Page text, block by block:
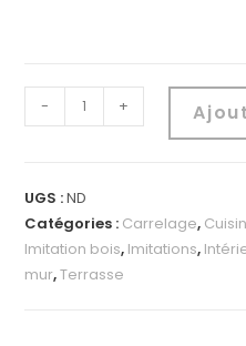
- +
UGS :ND
Catégories : Carrelage,
Imitation bois, Imitations,
mur,Terrasse